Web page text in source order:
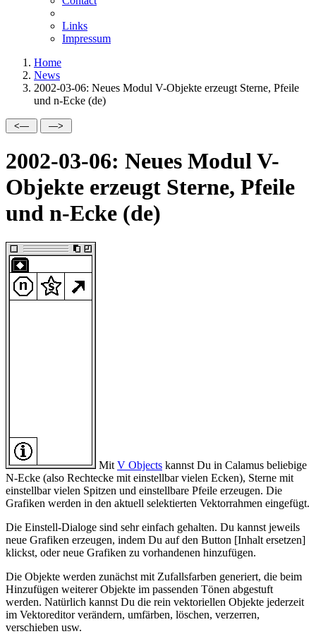
Links
Impressum
Home
News
2002-03-06: Neues Modul V-Objekte erzeugt Sterne, Pfeile
und n-Ecke (de)
2002-03-06: Neues Modul V-
Objekte erzeugt Sterne, Pfeile
und n-Ecke (de)
Mit V Objects kannst Du in Calamus beliebige
N-Ecke (also Rechtecke mit einstellbar vielen Ecken), Sterne mit
einstellbar vielen Spitzen und einstellbare Pfeile erzeugen. Die
Grafiken werden in den aktuell selektierten Vektorrahmen eingefügt.
Die Einstell-Dialoge sind sehr einfach gehalten. Du kannst jeweils
neue Grafiken erzeugen, indem Du auf den Button [Inhalt ersetzen]
klickst, oder neue Grafiken zu vorhandenen hinzufügen.
Die Objekte werden zunächst mit Zufallsfarben generiert, die beim
Hinzufügen weiterer Objekte im passenden Tönen abgestuft
werden. Natürlich kannst Du die rein vektoriellen Objekte jederzeit
im Vektoreditor verändern, umfärben, löschen, verzerren,
verschieben usw.